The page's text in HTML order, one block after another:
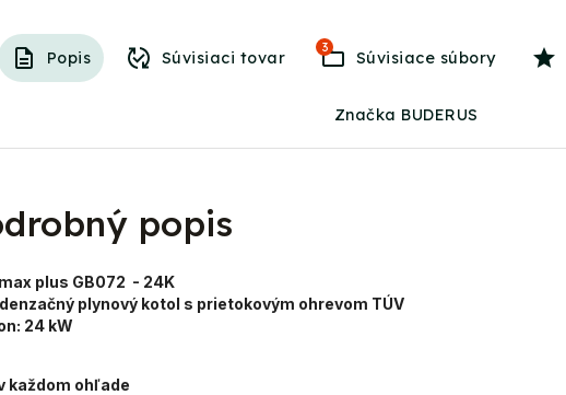
Popis Súvisiaci tovar
3
Súvisiace súbory
Značka BUDERUS
popis
plus GB072 - 24K
plynový kotol s prietokovým ohrevom TÚV
24 kW
každom ohľade